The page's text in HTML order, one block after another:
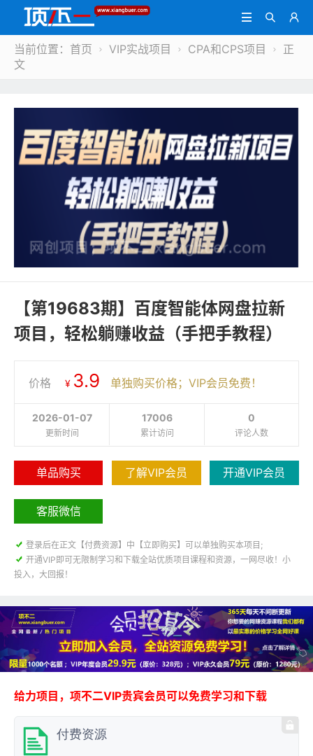



当前位置： 首页  VIP实战项目  CPA和CPS项目 
正
文
【第19683期】百度智能体网盘拉新
项目，轻松躺赚收益（手把手教程）
价格 ¥ 3.9 单独购买价格；VIP会员免费！
0
评论人数
17006
累计访问
2026-01-07
更新时间
单品购买 了解VIP会员 开通VIP会员
客服微信
 登录后在正文【付费资源】中【立即购买】可以单独购买本项目;
 开通VIP即可无限制学习和下载全站优质项目课程和资源，一网尽收！小
投入，大回报！
给力项目，项不二VIP贵宾会员可以免费学习和下载
付费资源